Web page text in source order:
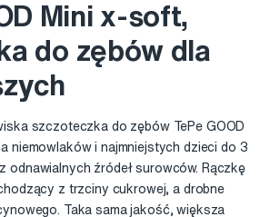
Mini x-soft,
do zębów dla
szczoteczka do zębów TePe GOOD
niemowlaków i najmniejstych dzieci do 3
odnawialnych źródeł surowców. Rączkę
z trzciny cukrowej, a drobne
Taka sama jakość, większa